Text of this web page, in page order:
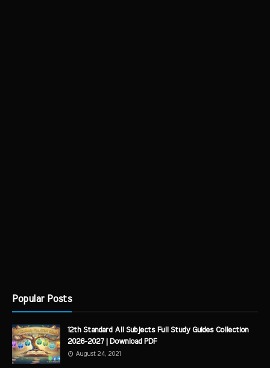
Popular Posts
12th Standard All Subjects Full Study Guides Collection
2026-2027 | Download PDF
August 24, 2021